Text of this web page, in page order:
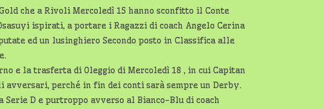
che a Rivoli Mercoledì 15 hanno sconfitto il Conte
ispirati, a portare i Ragazzi di coach Angelo Cerina
ed un lusinghiero Secondo posto in Classifica alle
e la trasferta di Oleggio di Mercoledì 18 , in cui Capitan
perché in fin dei conti sarà sempre un Derby.
D e purtroppo avverso al Bianco-Blu di coach